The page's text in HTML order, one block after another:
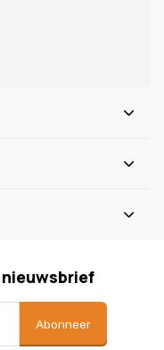
Abonneer